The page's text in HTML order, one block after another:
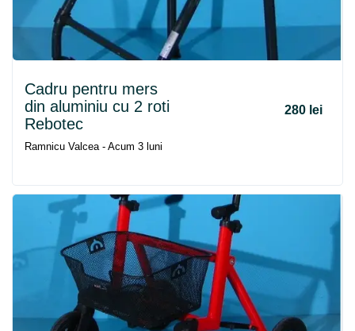
Cadru pentru mers
din aluminiu cu 2 roti
Rebotec
280 lei
Ramnicu Valcea - Acum 3 luni